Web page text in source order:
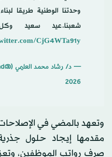
وحدتنا الوطنية طريقا
شعبنا.عيد سعيد
CjG4WTa91y
— د/ رشاد محمد العليمي (@PresidentRashad)
2026
وتعهد بالمضي في
مقدمها إيجاد حلول
صرف رواتب الموظفين،